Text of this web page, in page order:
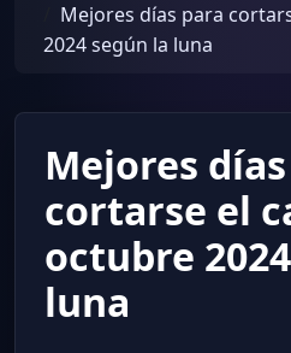
Mejores días para
2024 según la luna
Mejores
cortarse el
octubre
luna